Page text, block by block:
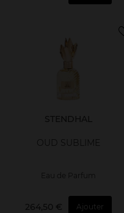
STENDHAL
OUD SUBLIME
Eau de Parfum
264,50 € Ajouter